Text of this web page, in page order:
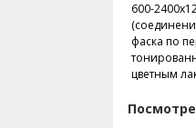
600-
фаска по
цветным